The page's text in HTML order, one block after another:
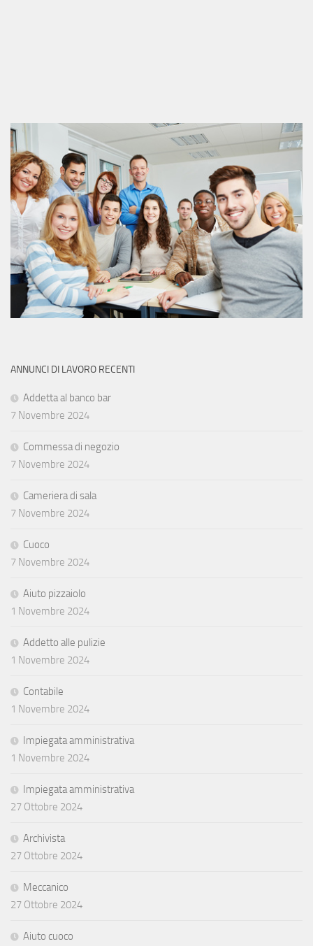
ANNUNCI DI LAVORO RECENTI
Addetta al banco bar
7 Novembre 2024
Commessa di negozio
7 Novembre 2024
Cameriera di sala
7 Novembre 2024
Cuoco
7 Novembre 2024
Aiuto pizzaiolo
1 Novembre 2024
Addetto alle pulizie
1 Novembre 2024
Contabile
1 Novembre 2024
Impiegata amministrativa
1 Novembre 2024
Impiegata amministrativa
27 Ottobre 2024
Archivista
27 Ottobre 2024
Meccanico
27 Ottobre 2024
Aiuto cuoco